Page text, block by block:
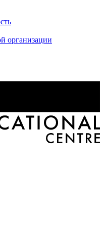
организации